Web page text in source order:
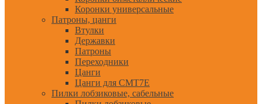
Коронки универсальные
Патроны, цанги
Втулки
Державки
Патроны
Переходники
Цанги
Цанги для CMT7E
Пилки лобзиковые, сабельные